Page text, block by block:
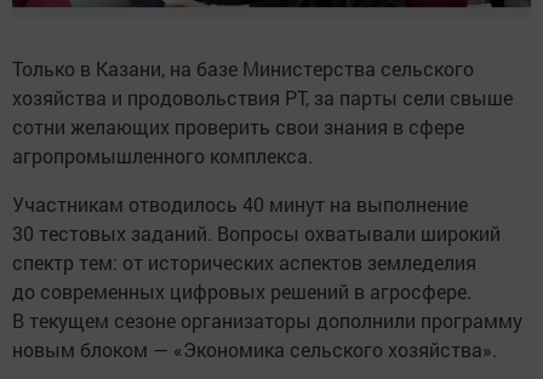
Только в Казани, на базе Министерства сельского
хозяйства и продовольствия РТ, за парты сели свыше
сотни желающих проверить свои знания в сфере
агропромышленного комплекса.
Участникам отводилось 40 минут на выполнение
30 тестовых заданий. Вопросы охватывали широкий
спектр тем: от исторических аспектов земледелия
до современных цифровых решений в агросфере.
В текущем сезоне организаторы дополнили программу
новым блоком — «Экономика сельского хозяйства».